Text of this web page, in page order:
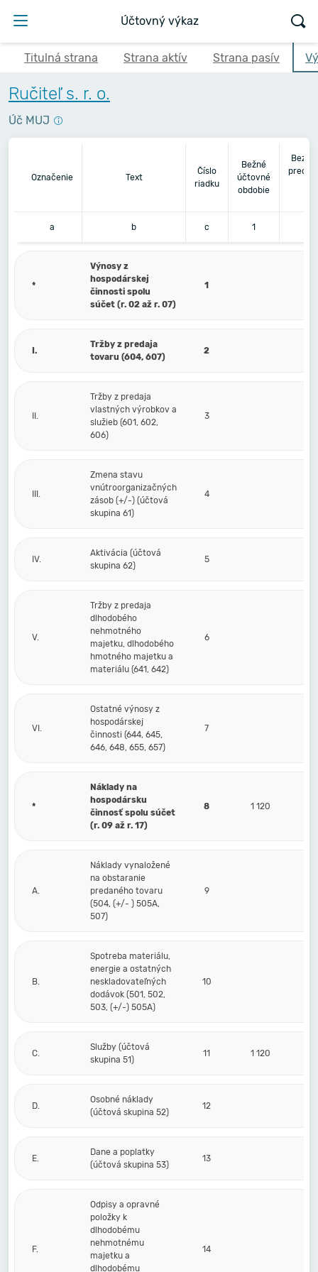
Účtovný výkaz
Titulná strana Strana aktív Strana pasív
Ručiteľ s. r. o.
Úč MUJ
Označenie Text
Číslo
riadku
Bežné
účtovné
obdobie
a b c 1
*
Výnosy z
hospodárskej
činnosti spolu
súčet (r. 02 až r. 07)
1
I.
Tržby z predaja
tovaru (604, 607)
2
II.
Tržby z predaja
vlastných výrobkov a
služieb (601, 602,
606)
3
III.
Zmena stavu
vnútroorganizačných
zásob (+/-) (účtová
skupina 61)
4
IV.
Aktivácia (účtová
skupina 62)
5
V.
Tržby z predaja
dlhodobého
nehmotného
majetku, dlhodobého
hmotného majetku a
materiálu (641, 642)
6
VI.
Ostatné výnosy z
hospodárskej
činnosti (644, 645,
646, 648, 655, 657)
7
*
Náklady na
hospodársku
činnosť spolu súčet
(r. 09 až r. 17)
8 1 120
A.
Náklady vynaložené
na obstaranie
predaného tovaru
(504, (+/- ) 505A,
507)
9
B.
Spotreba materiálu,
energie a ostatných
neskladovateľných
dodávok (501, 502,
503, (+/-) 505A)
10
C.
Služby (účtová
skupina 51)
11 1 120
D.
Osobné náklady
(účtová skupina 52)
12
E.
Dane a poplatky
(účtová skupina 53)
13
F.
Odpisy a opravné
položky k
dlhodobému
nehmotnému
majetku a
dlhodobému
14